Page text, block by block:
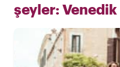
şeyler: Venedik